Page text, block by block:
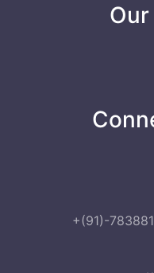
+(91)-